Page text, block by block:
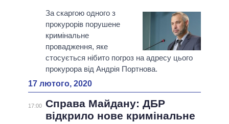
За скаргою одного з
прокурорів порушене
кримінальне
провадження, яке
стосується нібито погроз на адресу цього
прокурора від Андрія Портнова.
17 лютого, 2020
17:00 Справа Майдану: ДБР
відкрило нове кримінальне